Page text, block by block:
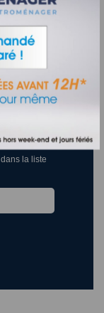
-
MERLIN -
...
la liste